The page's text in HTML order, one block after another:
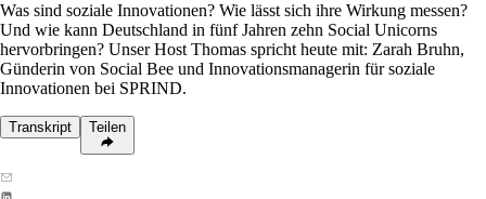
Was sind soziale Innovationen? Wie lässt sich ihre Wirkung messen?
Und wie kann Deutschland in fünf Jahren zehn Social Unicorns
hervorbringen? Unser Host Thomas spricht heute mit: Zarah Bruhn,
Günderin von Social Bee und Innovationsmanagerin für soziale
Innovationen bei SPRIND.
Transkript Teilen